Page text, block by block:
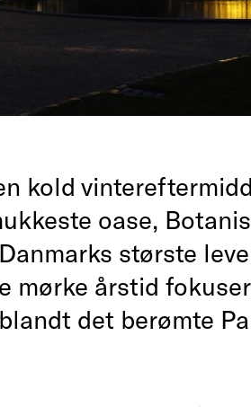
kold
oase,
største
mørke årstid
det berømte